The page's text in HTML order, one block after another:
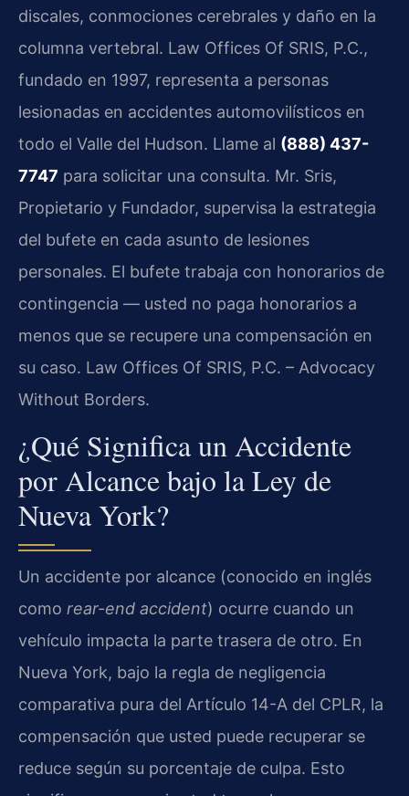
discales, conmociones cerebrales y daño en la
columna vertebral. Law Offices Of SRIS, P.C.,
fundado en 1997, representa a personas
lesionadas en accidentes automovilísticos en
todo el Valle del Hudson. Llame al (888) 437-
7747 para solicitar una consulta. Mr. Sris,
Propietario y Fundador, supervisa la estrategia
del bufete en cada asunto de lesiones
personales. El bufete trabaja con honorarios de
contingencia — usted no paga honorarios a
menos que se recupere una compensación en
su caso. Law Offices Of SRIS, P.C. – Advocacy
Without Borders.
¿Qué Significa un Accidente
por Alcance bajo la Ley de
Nueva York?
Un accidente por alcance (conocido en inglés
como rear-end accident) ocurre cuando un
vehículo impacta la parte trasera de otro. En
Nueva York, bajo la regla de negligencia
comparativa pura del Artículo 14-A del CPLR, la
compensación que usted puede recuperar se
reduce según su porcentaje de culpa. Esto